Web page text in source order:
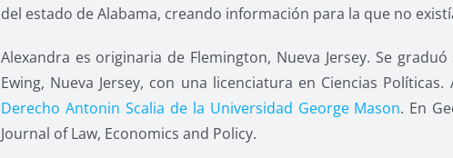
del estado de Alabama, creando información para la que no
Alexandra es originaria de Flemington, Nueva Jersey. Se
Ewing, Nueva Jersey, con una licenciatura en Ciencias
Derecho Antonin Scalia de la Universidad George Mason. En
Journal of Law, Economics and Policy.